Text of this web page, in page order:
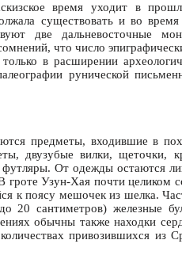
время уходит в
существовать и во время
две дальневосточные
что число
в расширении
рунической
предметы, входившие в
двузубые вилки, щеточки,
От одежды остаются
Узун-Хая почти целиком
к поясу мешочек из шелка.
сантиметров) железные
обычны также находки
привозившихся из